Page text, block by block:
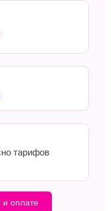
тарифов
и оплате